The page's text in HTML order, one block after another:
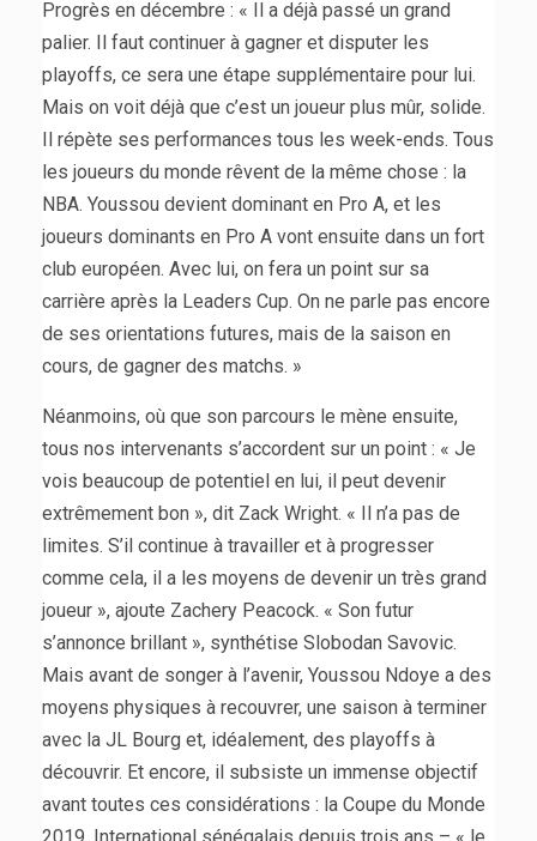
Progrès en décembre : « Il a déjà passé un grand
palier. Il faut continuer à gagner et disputer les
playoffs, ce sera une étape supplémentaire pour lui.
Mais on voit déjà que c’est un joueur plus mûr, solide.
Il répète ses performances tous les week-ends. Tous
les joueurs du monde rêvent de la même chose : la
NBA. Youssou devient dominant en Pro A, et les
joueurs dominants en Pro A vont ensuite dans un fort
club européen. Avec lui, on fera un point sur sa
carrière après la Leaders Cup. On ne parle pas encore
de ses orientations futures, mais de la saison en
cours, de gagner des matchs. »
Néanmoins, où que son parcours le mène ensuite,
tous nos intervenants s’accordent sur un point : « Je
vois beaucoup de potentiel en lui, il peut devenir
extrêmement bon », dit Zack Wright. « Il n’a pas de
limites. S’il continue à travailler et à progresser
comme cela, il a les moyens de devenir un très grand
joueur », ajoute Zachery Peacock. « Son futur
s’annonce brillant », synthétise Slobodan Savovic.
Mais avant de songer à l’avenir, Youssou Ndoye a des
moyens physiques à recouvrer, une saison à terminer
avec la JL Bourg et, idéalement, des playoffs à
découvrir. Et encore, il subsiste un immense objectif
avant toutes ces considérations : la Coupe du Monde